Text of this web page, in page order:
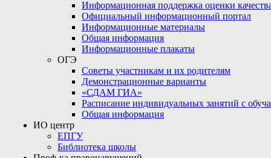
Информационная поддержка оценки
Официальный информационный портал
Информационные материалы
Общая информация
Информационные плакаты
ОГЭ
Советы участникам и их родителям
Демонстрационные варианты
«СДАМ ГИА»
Расписание индивидуальных занятий с
Общая информация
ИО центр
ЕПГУ
Библиотека школы